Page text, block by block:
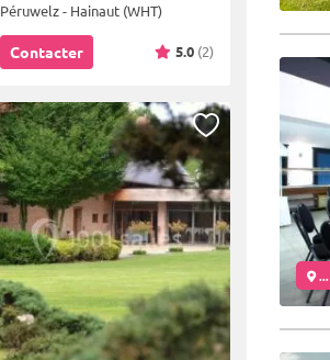
Péruwelz - Hainaut (WHT)
Contacter 5.0 (2)
...